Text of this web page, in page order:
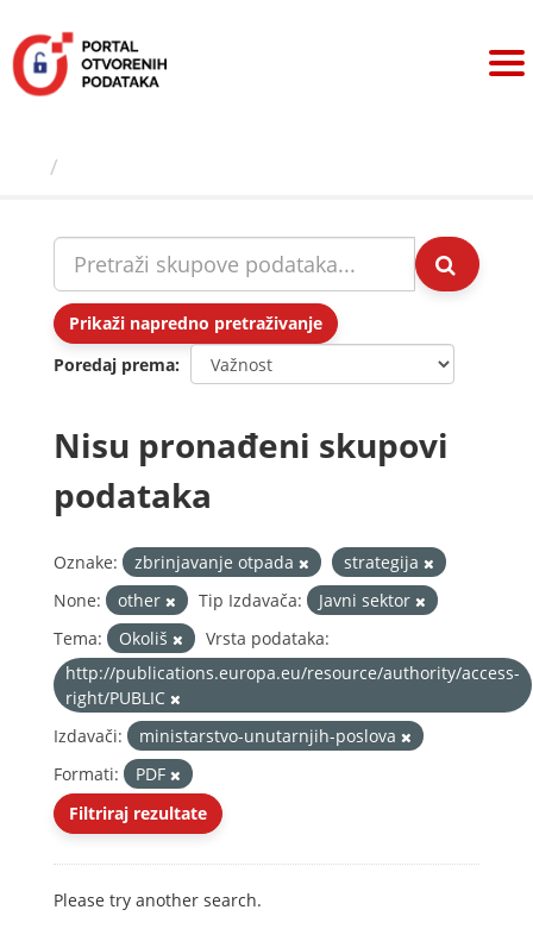
sadržaj
Prikaži napredno pretraživanje
Poredaj prema
Nisu pronađeni skupovi
podataka
Oznake: zbrinjavanje otpada
strategija
None:
other Tip Izdavača:
Javni sektor
Tema:
Okoliš
Vrsta podataka:
http://publications.europa.eu/resource/authority/access-
right/PUBLIC
Izdavači:
ministarstvo-unutarnjih-poslova
Formati:
PDF
Filtriraj rezultate
Please try another search.